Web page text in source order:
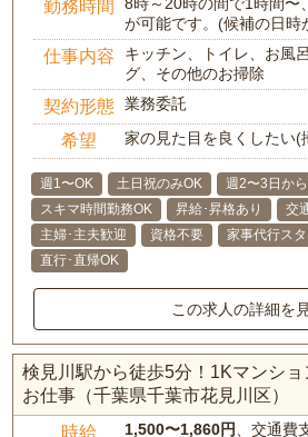
勤務時間
8時～20時の間で1時間〜
が可能です。(候補の日時
仕事内容
キッチン、トイレ、お風
グ、その他のお掃除
契約形態 業務委託
希望 家の見た目を良くしたい(
週1〜OK 土日祝のみOK
週2〜3日か
スキマ時間勤務OK
昇給･昇格あり 交
主婦･主夫歓迎
資格不要
家事代行ス
直行･直帰OK
この求人の詳細を
検見川駅から徒歩5分！1Kマンシ
お仕事（千葉県千葉市花見川区）
時給 1,500〜1,860円、交通費